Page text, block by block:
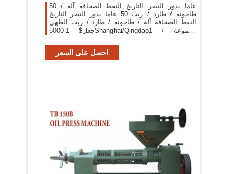
50 عاما بذور النيجر التاريخ النفط الصحافة آلة /
طاحونة / طارد / زيت 50 عاما بذور النيجر التاريخ
النفط الصحافة آلة / طاحونة / طارد / زيت الطهي
جعل$ 1-5000Shanghai/Qingdao1 مجموعة /
احصل على السعر